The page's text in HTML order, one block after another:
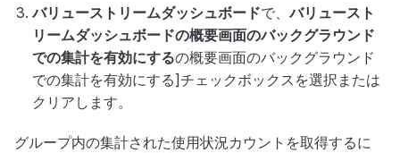
バリューストリームダッシュボードで、バリュースト
リームダッシュボードの概要画面のバックグラウンド
での集計を有効にするの概要画面のバックグラウンド
での集計を有効にする]チェックボックスを選択または
クリアします。
グループ内の集計された使用状況カウントを取得するに